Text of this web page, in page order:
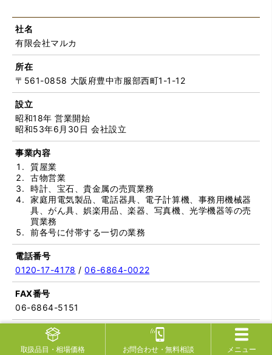
社名
有限会社マルカ
所在
〒561-0858 大阪府豊中市服部西町1-1-12
設立
昭和18年 営業開始
昭和53年6月30日 会社設立
事業内容
質屋業
古物営業
時計、宝石、貴金属の売買業務
家庭用電気製品、電話器具、電子計算機、事務用機械器
具、がん具、娯楽用品、楽器、写真機、光学機器等の売
買業務
前各号に付帯する一切の業務
電話番号
0120-17-4178 /06-6864-0022
FAX番号
06-6864-5151
営業時間
9:30～20:00（査定受付19:00迄）
取扱品目 ・相場価格 お問合わせ・無料相談 メニュー